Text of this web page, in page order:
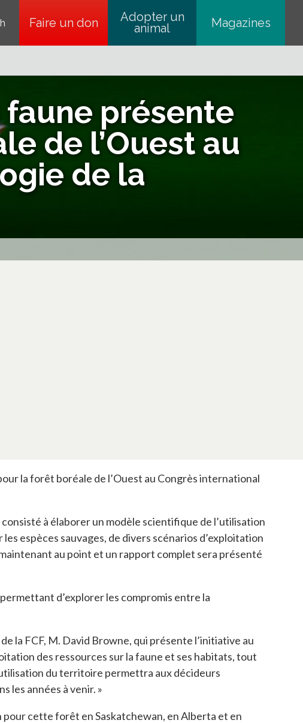
Faire un dons’ouvre dans un nouvel onglet
Adopter un
animal Magazines
présente
de l’Ouest au
de la
la forêt boréale de l’Ouest au Congrès international
à élaborer un modèle scientifique de l’utilisation
espèces sauvages, de divers scénarios d’exploitation
au point et un rapport complet sera présenté
d’explorer les compromis entre la
la FCF, M. David Browne, qui présente l’initiative au
des ressources sur la faune et ses habitats, tout
du territoire permettra aux décideurs
les années à venir. »
cette forêt en Saskatchewan, en Alberta et en